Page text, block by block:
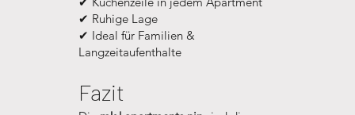
✔ Ruhige Lage
✔ Ideal für Familien &
Langzeitaufenthalte
Fazit